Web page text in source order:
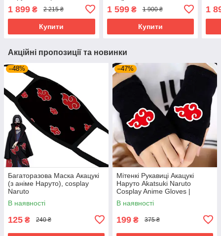
Кулон + Кунаї + Сюрікен
1 899 ₴ 2 215 ₴
Купити
Кільце + Кулон + Кунаї |
Косплей Akatsuki
1 599₴ 1 900 ₴
Купити
+
1
Акційні пропозиції та новинки
–48%
Багаторазова Маска Акацукі
(з аніме Наруто), cosplay
Naruto
В наявності
125 ₴ 240 ₴
–47%
Мітенкі Рукавиці Акацукі
Наруто Akatsuki Naruto
Cosplay Anime Gloves |
Косплей Аксесуар з Аніме
Наруто
В наявності
199 ₴ 375 ₴